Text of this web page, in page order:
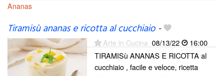
Ananas
Tiramisù ananas e ricotta al cucchiaio-
Arte in Cucina 08/13/22
16:00
TIRAMISù ANANAS E RICOTTA al
cucchiaio , facile e veloce, ricetta